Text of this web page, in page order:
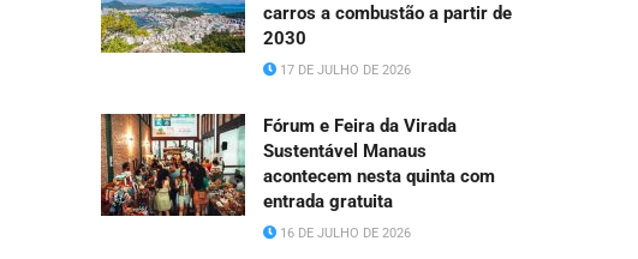
carros a combustão a partir de
2030
17 DE JULHO DE 2026
Fórum e Feira da Virada
Sustentável Manaus
acontecem nesta quinta com
entrada gratuita
16 DE JULHO DE 2026